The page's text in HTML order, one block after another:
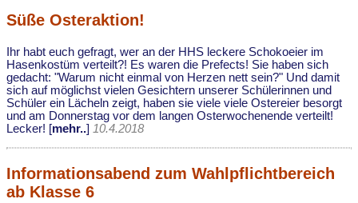
Süße Osteraktion!
Ihr habt euch gefragt, wer an der HHS leckere Schokoeier im
Hasenkostüm verteilt?! Es waren die Prefects! Sie haben sich
gedacht: "Warum nicht einmal von Herzen nett sein?" Und damit
sich auf möglichst vielen Gesichtern unserer Schülerinnen und
Schüler ein Lächeln zeigt, haben sie viele viele Ostereier besorgt
und am Donnerstag vor dem langen Osterwochenende verteilt!
Lecker! [mehr..] 10.4.2018
Informationsabend zum Wahlpflichtbereich
ab Klasse 6